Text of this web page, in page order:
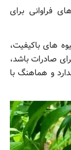
فراوانی برای
های باکیفیت،
صادرات باشد،
و هماهنگ با